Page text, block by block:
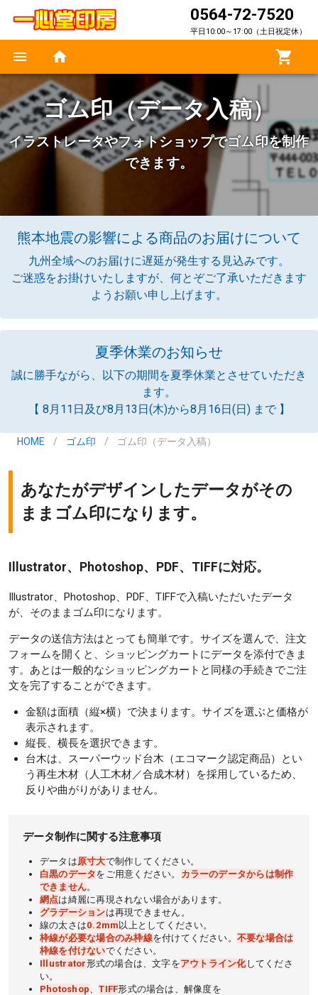
0564-72-7520
平日10:00～17:00（土日祝定休）
ゴム印（データ入稿）
イラストレータやフォトショップでゴム印を制作
できます。
熊本地震の影響による商品のお届けについて
九州全域へのお届けに遅延が発生する見込みです。
ご迷惑をお掛けいたしますが、何とぞご了承いただきます
ようお願い申し上げます。
夏季休業のお知らせ
誠に勝手ながら、以下の期間を夏季休業とさせていただき
ます。
【 8月11日及び8月13日(木)から8月16日(日) まで 】
HOME / ゴム印 / ゴム印（データ入稿）
あなたがデザインしたデータがその
ままゴム印になります。
Illustrator、Photoshop、PDF、TIFFに対応。
Illustrator、Photoshop、PDF、TIFFで入稿いただいたデータ
が、そのままゴム印になります。
データの送信方法はとっても簡単です。サイズを選んで、注文
フォームを開くと、ショッピングカートにデータを添付できま
す。あとは一般的なショッピングカートと同様の手続きでご注
文を完了することができます。
金額は面積（縦×横）で決まります。サイズを選ぶと価格が
表示されます。
縦長、横長を選択できます。
台木は、スーパーウッド台木（エコマーク認定商品）とい
う再生木材（人工木材／合成木材）を採用しているため、
反りや曲がりがありません。
データ制作に関する注意事項
データは原寸大で制作してください。
白黒のデータをご用意ください。 カラーのデータからは制作
できません。
網点は綺麗に再現されない場合があります。
グラデーションは再現できません。
線の太さは0.2mm以上としてください。
枠線が必要な場合のみ枠線を付けてください。 不要な場合は
枠線を付けないでください。
Illustrator形式の場合は、文字をアウトライン化してくださ
い。
Photoshop 、TIFF形式の場合は、解像度を